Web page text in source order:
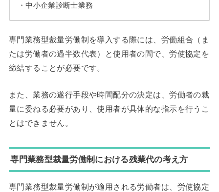
・中小企業診断士業務
専門業務型裁量労働制を導入する際には、労働組合（ま
たは労働者の過半数代表）と使用者の間で、労使協定を
締結することが必要です。
また、業務の遂行手段や時間配分の決定は、労働者の裁
量に委ねる必要があり、使用者が具体的な指示を行うこ
とはできません。
専門業務型裁量労働制における残業代の考え方
専門業務型裁量労働制が適用される労働者は、労使協定